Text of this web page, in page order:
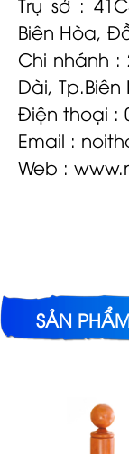
Biên Hòa,
Chi nhánh :
Dài,
Điện thoại :
Email :
Web :
SẢN